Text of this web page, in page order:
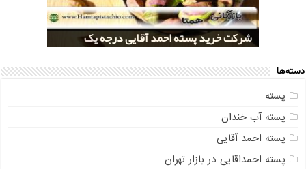
خرید کلی پسته شور اکبری صادراتی
شرکت خرید پسته احمد آقایی درجه یک
قیمت تولید پسته صادراتی رفسنجان
مراکز خريد پسته رفسنجان صادراتی
شرکت خرید پسته اکبری بسته بندی شده
دسته‌ها
پسته
پسته آب خندان
پسته احمد آقایی
پسته احمداقایی در بازار تهران